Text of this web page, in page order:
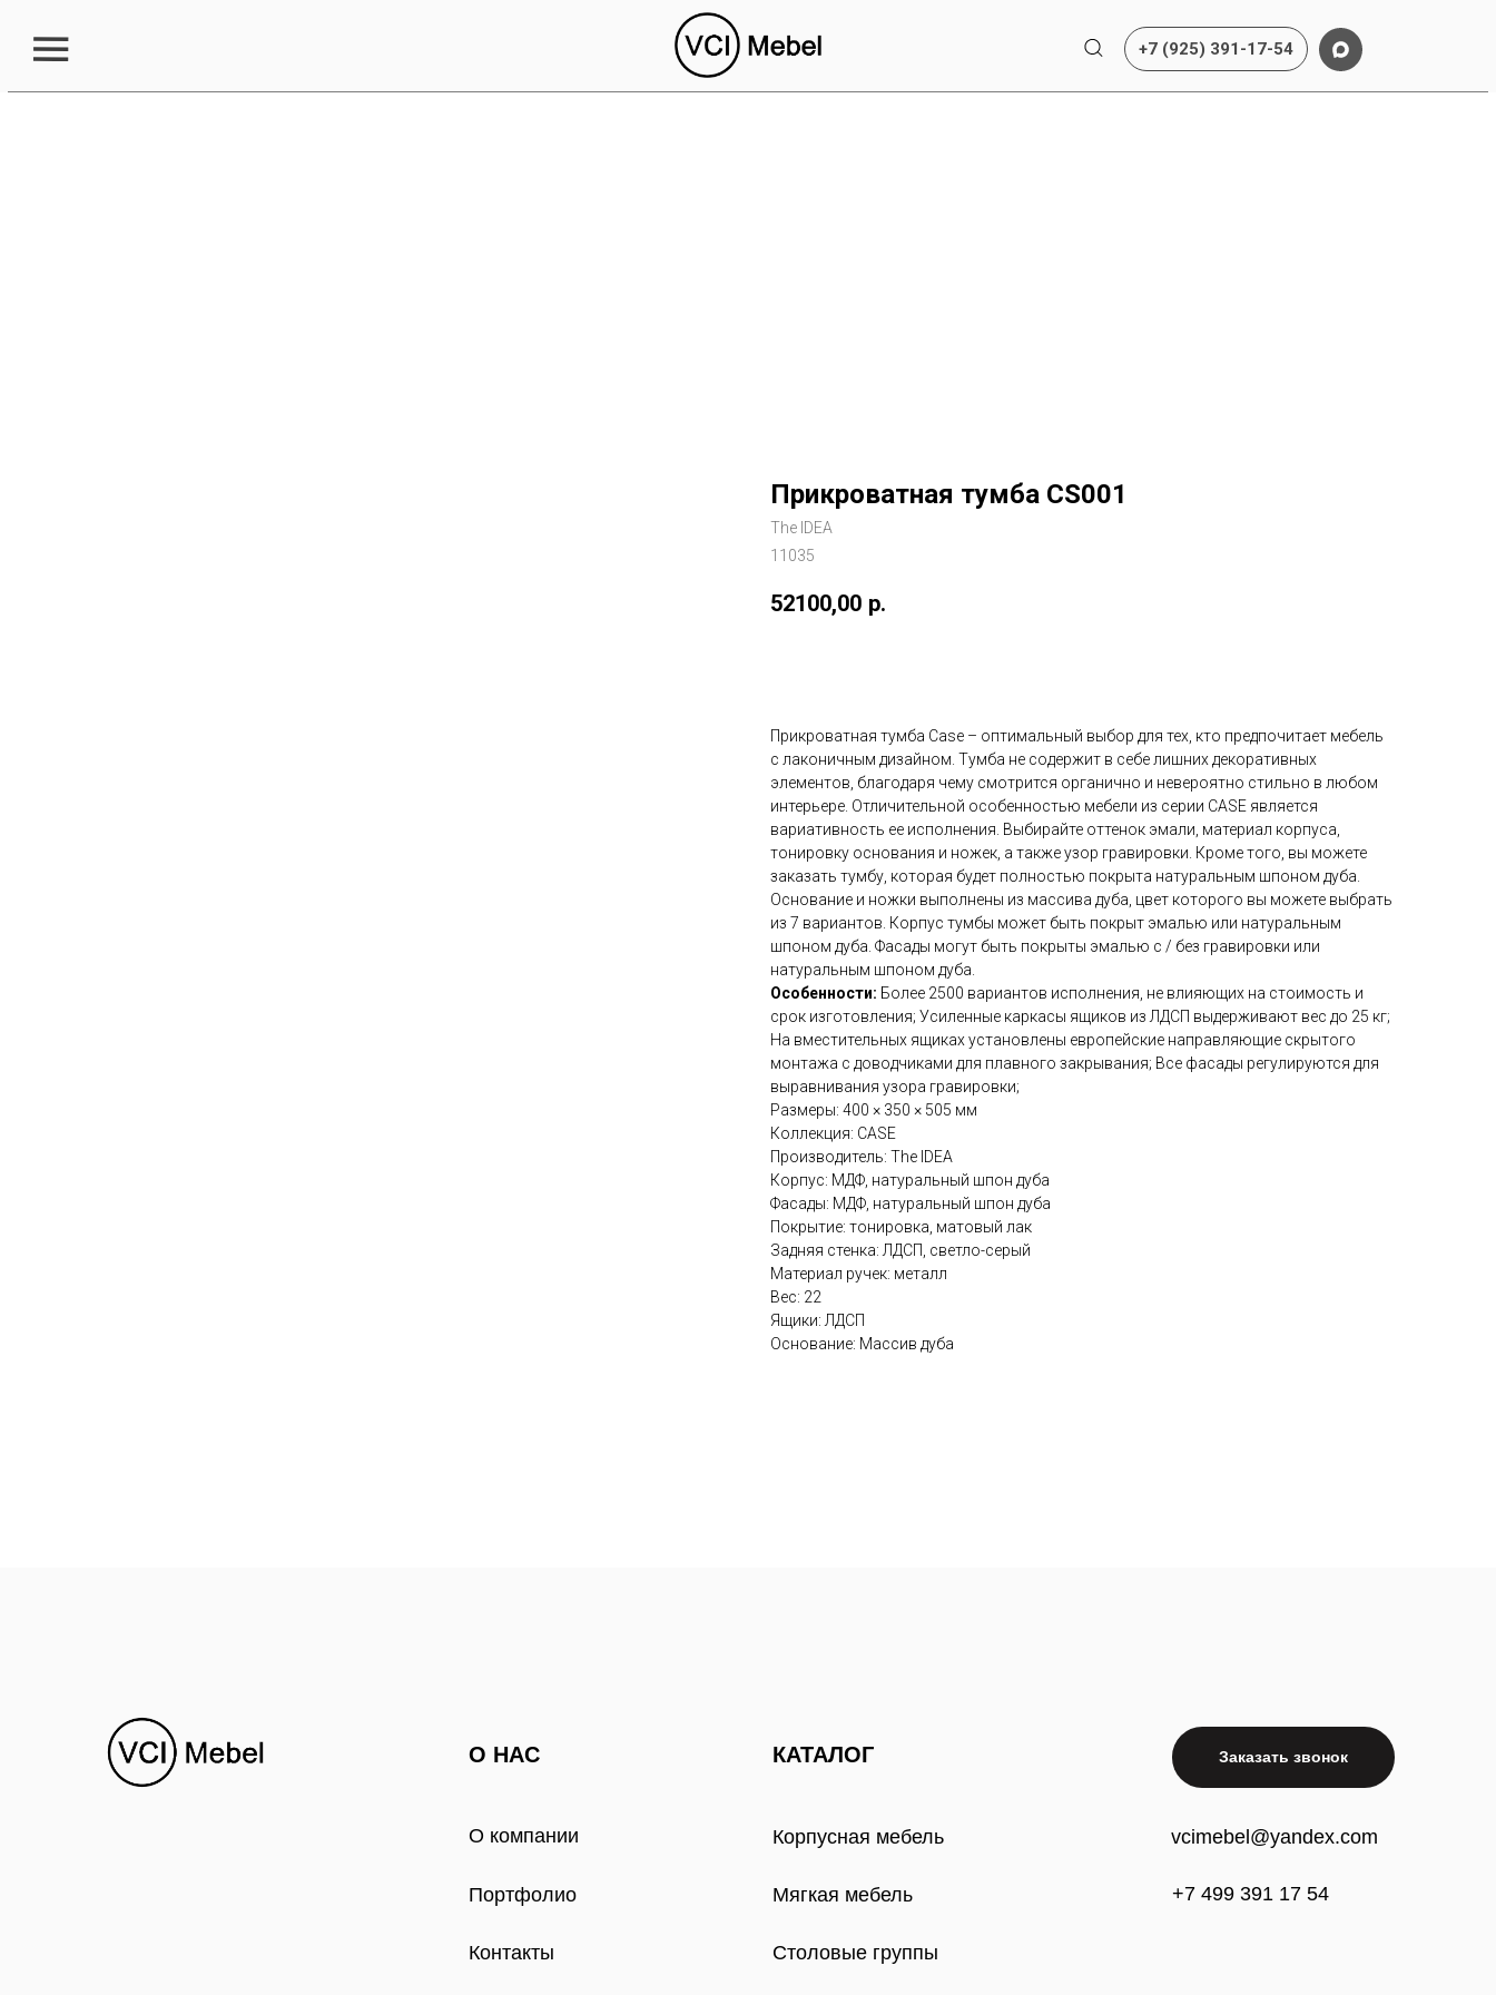
+7 (925) 391-17-54
Прикроватная тумба CS001
The IDEA
11035
52100,00 р.
Прикроватная тумба Case – оптимальный выбор для тех, кто предпочитает мебель
с лаконичным дизайном. Тумба не содержит в себе лишних декоративных
элементов, благодаря чему смотрится органично и невероятно стильно в любом
интерьере. Отличительной особенностью мебели из серии CASE является
вариативность ее исполнения. Выбирайте оттенок эмали, материал корпуса,
тонировку основания и ножек, а также узор гравировки. Кроме того, вы можете
заказать тумбу, которая будет полностью покрыта натуральным шпоном дуба.
Основание и ножки выполнены из массива дуба, цвет которого вы можете выбрать
из 7 вариантов. Корпус тумбы может быть покрыт эмалью или натуральным
шпоном дуба. Фасады могут быть покрыты эмалью с / без гравировки или
натуральным шпоном дуба.
Особенности: Более 2500 вариантов исполнения, не влияющих на стоимость и
срок изготовления; Усиленные каркасы ящиков из ЛДСП выдерживают вес до 25 кг;
На вместительных ящиках установлены европейские направляющие скрытого
монтажа с доводчиками для плавного закрывания; Все фасады регулируются для
выравнивания узора гравировки;
Размеры: 400 × 350 × 505 мм
Коллекция: CASE
Производитель: The IDEA
Корпус: МДФ, натуральный шпон дуба
Фасады: МДФ, натуральный шпон дуба
Покрытие: тонировка, матовый лак
Задняя стенка: ЛДСП, светло-серый
Материал ручек: металл
Вес: 22
Ящики: ЛДСП
Основание: Массив дуба
О компании
О НАС КАТАЛОГ
Портфолио
Контакты
Корпусная мебель
Мягкая мебель
Столовые группы
vcimebel@yandex.com
+7 499 391 17 54
Заказать звонок